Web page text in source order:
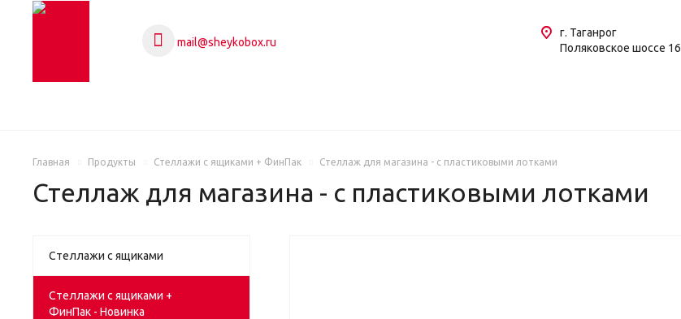
mail@sheykobox.ru
г. Таганрог
Поляковское шоссе 16
Главная Продукты Стеллажи с ящиками + ФинПак Стеллаж для магазина - с пластиковыми лотками
Стеллаж для магазина - с пластиковыми лотками
Стеллажи с ящиками
Стеллажи с ящиками +
ФинПак - Новинка